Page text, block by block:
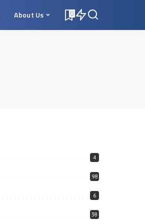
About Us 0
4
98
6
38